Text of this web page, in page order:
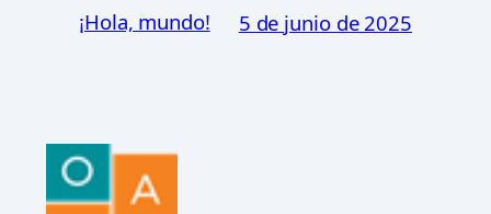
¡Hola, mundo! 5 de junio de 2025